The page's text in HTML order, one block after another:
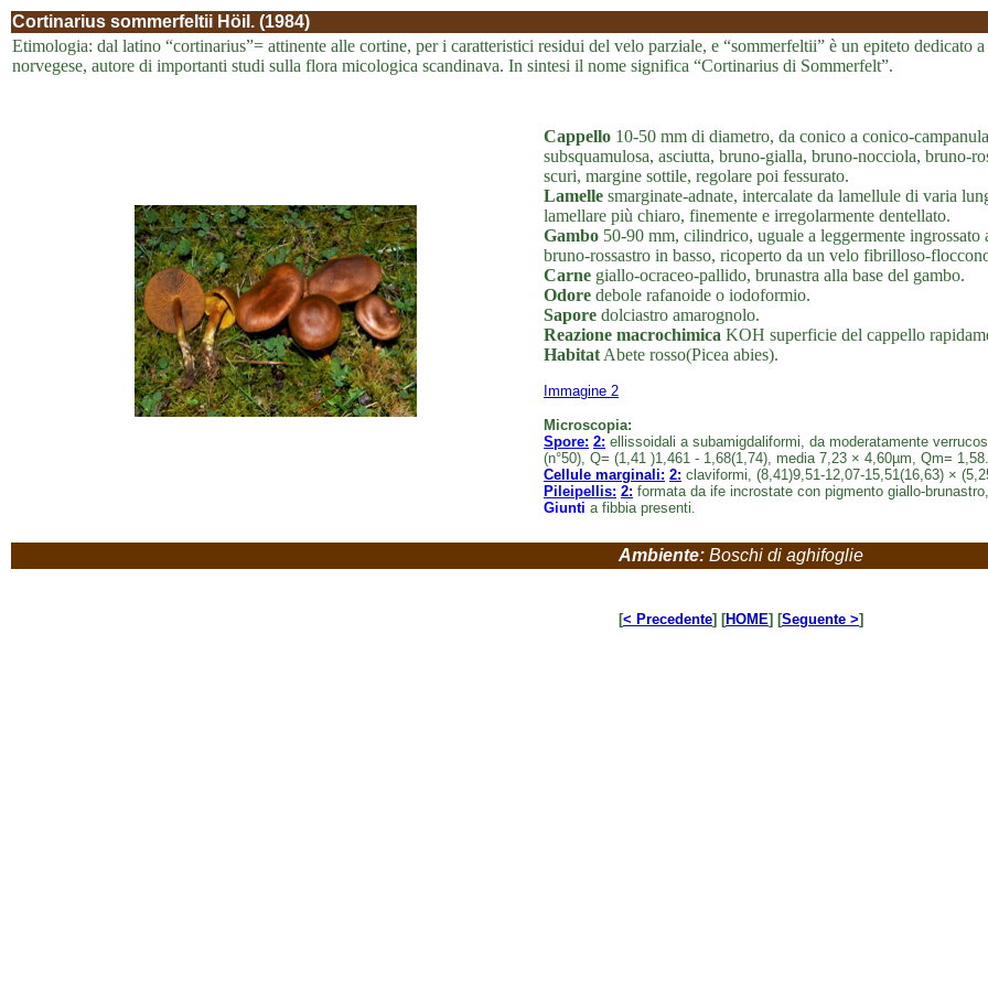
Cortinarius sommerfeltii Höil. (1984)
Etimologia: dal latino “cortinarius”= attinente alle cortine, per i caratteristici residui del velo parziale, e “sommerfeltii” è un epiteto dedicato
norvegese, autore di importanti studi sulla flora micologica scandinava. In sintesi il nome significa “Cortinarius di Sommerfelt”.
Cappello 10-50 mm di diametro, da conico a conico-
subsquamulosa, asciutta, bruno-gialla, bruno-nocciola, bruno-
scuri, margine sottile, regolare poi fessurato.
Lamelle smarginate-adnate, intercalate da lamellule di varia
lamellare più chiaro, finemente e irregolarmente dentellato.
Gambo 50-90 mm, cilindrico, uguale a leggermente
bruno-rossastro in basso, ricoperto da un velo fibrilloso-
Carne giallo-ocraceo-pallido, brunastra alla base del gambo.
Odore debole rafanoide o iodoformio.
Sapore dolciastro amarognolo.
Reazione macrochimica KOH superficie del cappello
Habitat Abete rosso(Picea abies).
Immagine 2
Microscopia:
Spore: 2: ellissoidali a subamigdaliformi, da moderatamente
(n°50), Q= (1,41 )1,461 - 1,68(1,74), media 7,23 × 4,60µm, Qm= 1,58.
Cellule marginali: 2: claviformi, (8,41)9,51-12,07-15,51(16,63) ×
Pileipellis: 2: formata da ife incrostate con pigmento giallo-
Giunti a fibbia presenti.
Ambiente: Boschi di aghifoglie
[< Precedente] [HOME] [Seguente >]